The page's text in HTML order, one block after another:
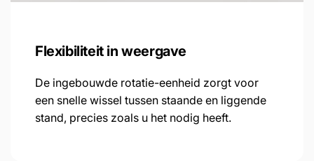
Flexibiliteit in weergave
De ingebouwde rotatie-eenheid zorgt voor
een snelle wissel tussen staande en liggende
stand, precies zoals u het nodig heeft.